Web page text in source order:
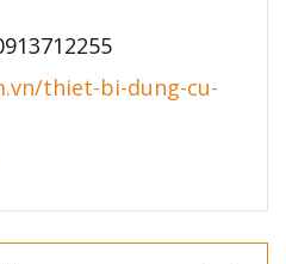
thiet-bi-dung-cu-